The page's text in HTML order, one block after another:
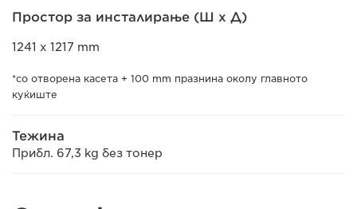
Простор за инсталирање (Ш x Д)
1241 x 1217 mm
*со отворена касета + 100 mm празнина околу главното
куќиште
Тежина
Прибл. 67,3 kg без тонер